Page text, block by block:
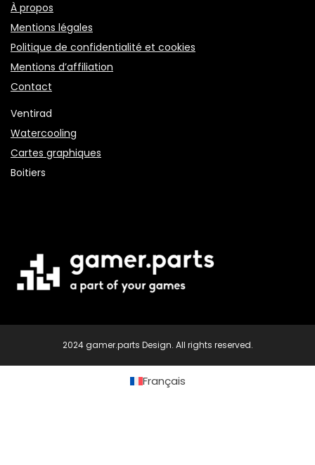
À propos
Mentions légales
Politique de confidentialité et cookies
Mentions d’affiliation
Contact
Ventirad
Watercooling
Cartes graphiques
Boitiers
2024 gamer.parts Design. All rights reserved.
Français